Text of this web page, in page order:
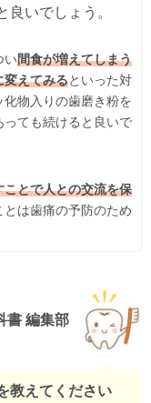
良いでしょう。
い間食が増えてしまう
変えてみるといった対
物入りの歯磨き粉を
ても続けると良いで
とで人との交流を保
とは歯痛の予防のため
書 編集部
教えてください